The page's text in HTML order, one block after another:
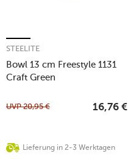
Bowl 13 cm Freestyle 1131
Craft Green
STEELITE
Lieferung in 2-3 Werktagen
UVP20,95 € 16,76 €